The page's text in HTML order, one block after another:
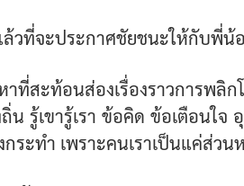
ล้วที่จะประกาศชัยชนะให้กับพี่น้
าที่สะท้อนส่องเรื่องราวการพ
น รู้เขารู้เรา ข้อคิด ข้อเตือนใ
ระทำ เพราะคนเราเป็นแค่ส่วน